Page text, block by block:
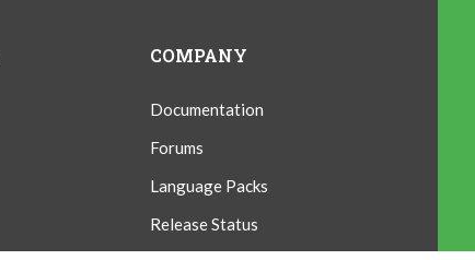
COMPANY
Documentation
Forums
Language Packs
Release Status